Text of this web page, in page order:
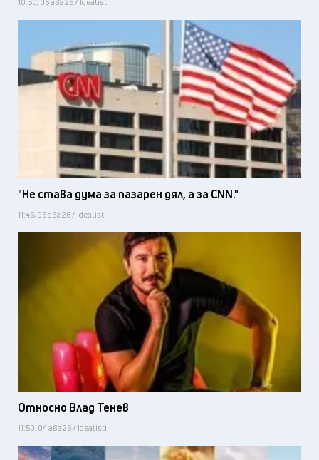
"Не става дума за пазарен дял, а за CNN."
11:45, 05 авг 26 / Idealisti
Относно Влад Тенев
11:50, 04 авг 26 / Idealisti